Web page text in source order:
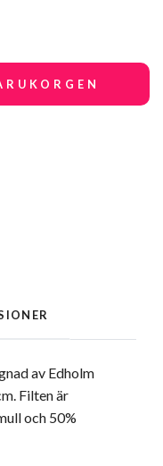
av Edholm
Filten är
och 50%